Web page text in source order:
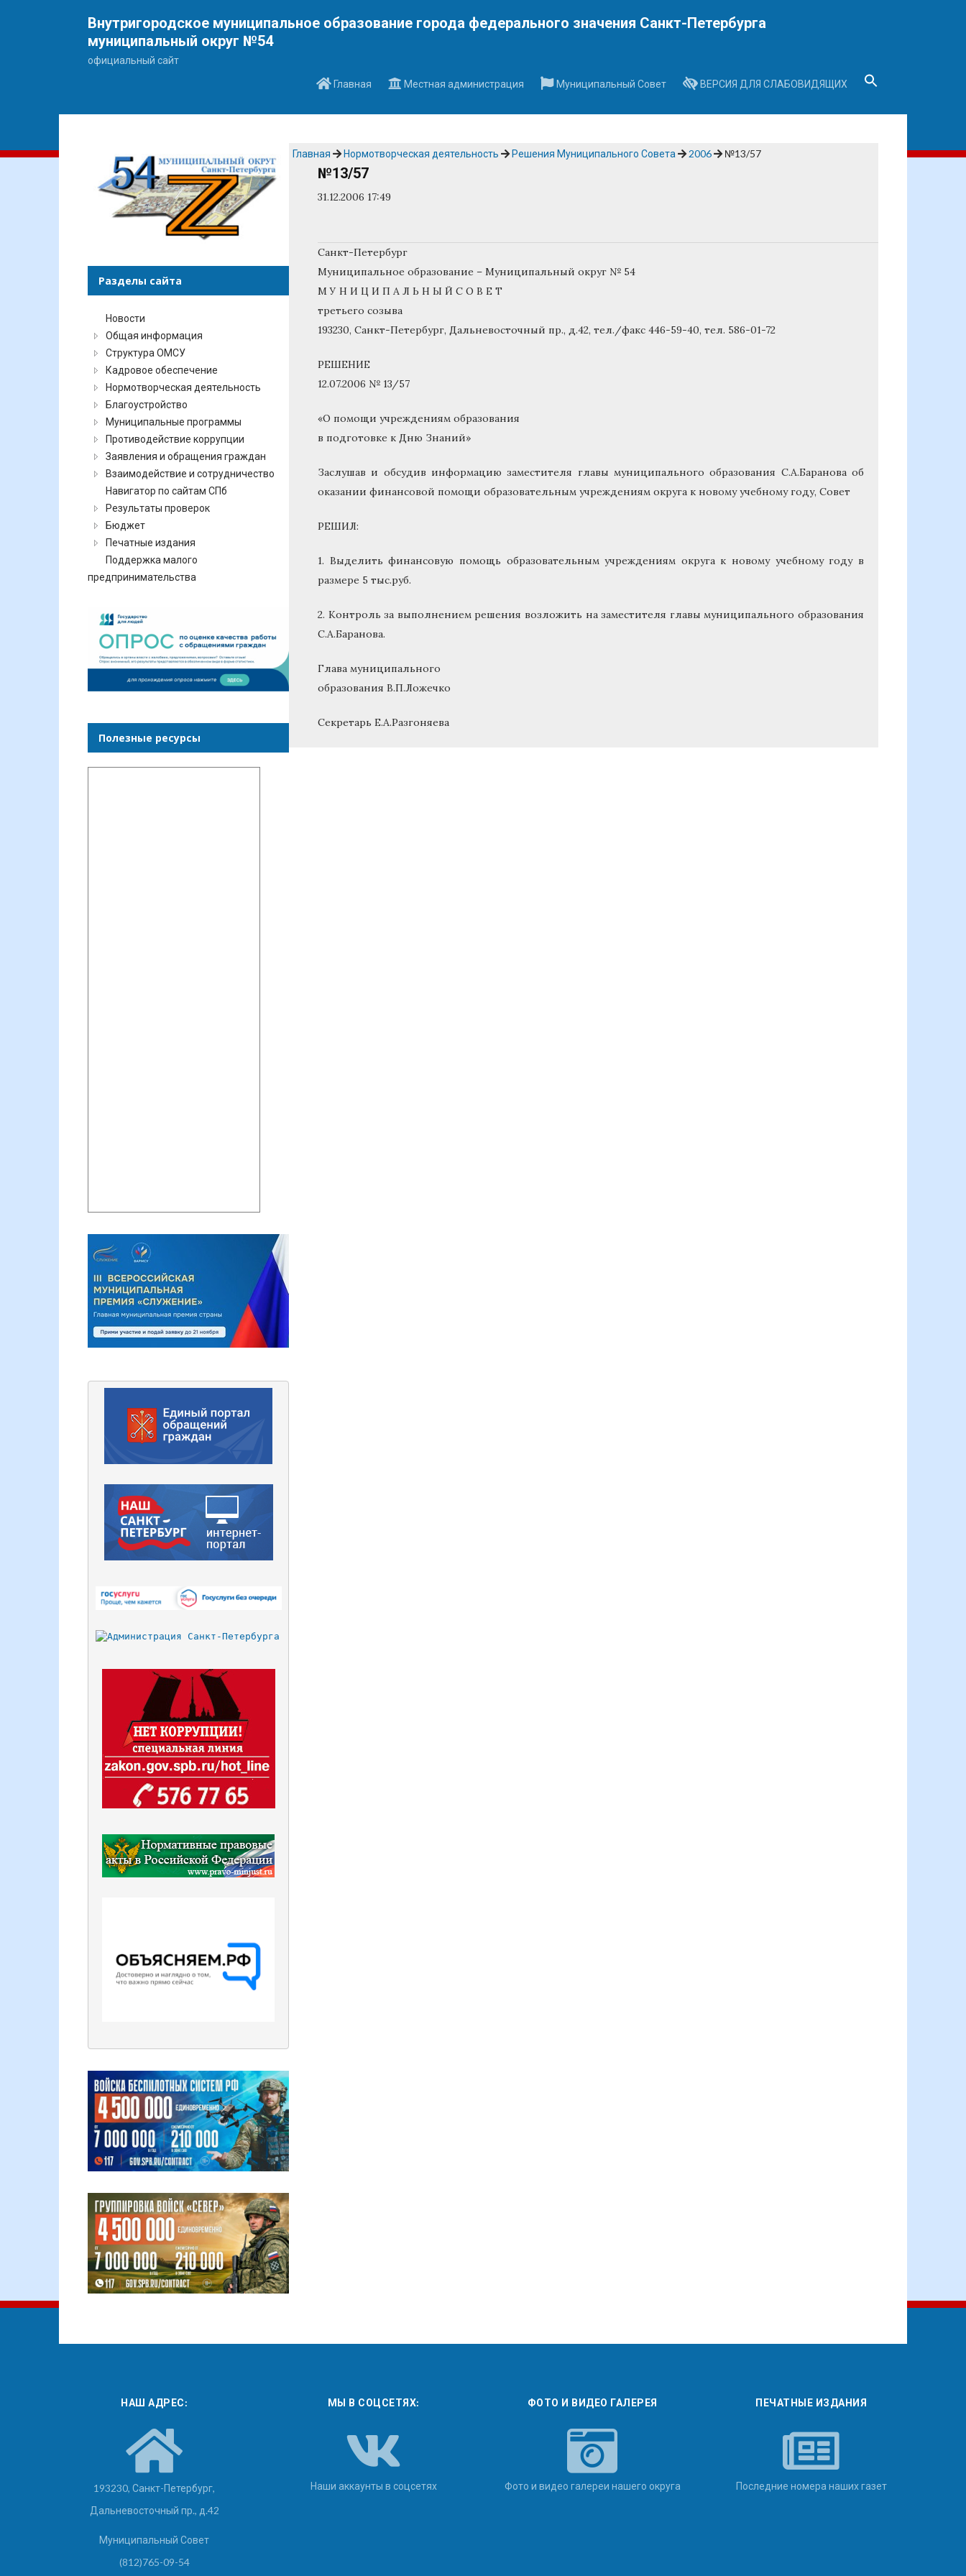
Внутригородское муниципальное образование города федерального значения Санкт-Петербурга
муниципальный округ №54
официальный сайт
Главная
Местная администрация Муниципальный Совет ВЕРСИЯ ДЛЯ СЛАБОВИДЯЩИХ
Главная Нормотворческая деятельность Решения Муниципального Совета 2006 №13/57
№13/57
31.12.2006 17:49
Санкт-Петербург
Муниципальное образование – Муниципальный округ № 54
М У Н И Ц И П А Л Ь Н Ы Й С О В Е Т
третьего созыва
193230, Санкт-Петербург, Дальневосточный пр., д.42, тел./факс 446-59-40, тел. 586-01-72
РЕШЕНИЕ
12.07.2006 № 13/57
«О помощи учреждениям образования
в подготовке к Дню Знаний»
Заслушав и обсудив информацию заместителя главы муниципального образования С.А.Баранова об
оказании финансовой помощи образовательным учреждениям округа к новому учебному году, Совет
РЕШИЛ:
1. Выделить финансовую помощь образовательным учреждениям округа к новому учебному году в
размере 5 тыс.руб.
2. Контроль за выполнением решения возложить на заместителя главы муниципального образования
С.А.Баранова.
Глава муниципального
образования В.П.Ложечко
Секретарь Е.А.Разгоняева
Разделы сайта
Новости
Общая информация
Структура ОМСУ
Кадровое обеспечение
Нормотворческая деятельность
Благоустройство
Муниципальные программы
Противодействие коррупции
Заявления и обращения граждан
Взаимодействие и сотрудничество
Навигатор по сайтам СПб
Результаты проверок
Бюджет
Печатные издания
Поддержка малого
предпринимательства
Полезные ресурсы
НАШ АДРЕС:
193230, Санкт-Петербург,
Дальневосточный пр., д.42
Муниципальный Совет
(812)765-09-54
МЫ В СОЦСЕТЯХ:
Наши аккаунты в соцсетях
ФОТО И ВИДЕО ГАЛЕРЕЯ
Фото и видео галереи нашего округа
ПЕЧАТНЫЕ ИЗДАНИЯ
Последние номера наших газет